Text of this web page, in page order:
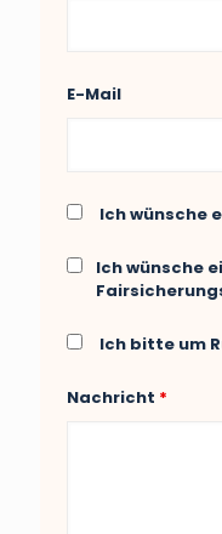
E-Mail
Ich wünsche
Ich wünsche
Ich bitte um
Nachricht *